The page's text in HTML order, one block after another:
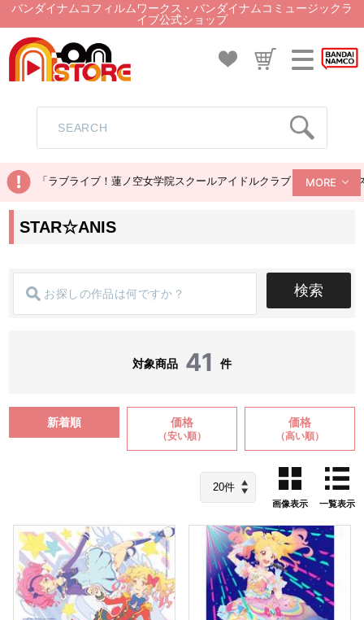
バンダイナムコフィルムワークス・バンダイナムコミュージックラ
イブ公式ショップ
「ラブライブ！蓮ノ空女学院スクールアイドルクラブ ぬいぐるみ
MORE
STAR☆ANIS
検索
対象商品 41 件
新着順 価格
（安い順）
価格
（高い順）
画像表示 一覧表示